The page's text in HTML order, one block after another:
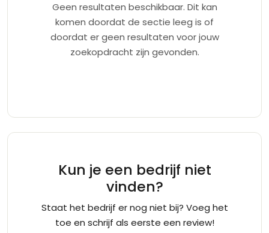
Geen resultaten beschikbaar. Dit kan
komen doordat de sectie leeg is of
doordat er geen resultaten voor jouw
zoekopdracht zijn gevonden.
Kun je een bedrijf niet
vinden?
Staat het bedrijf er nog niet bij? Voeg het
toe en schrijf als eerste een review!